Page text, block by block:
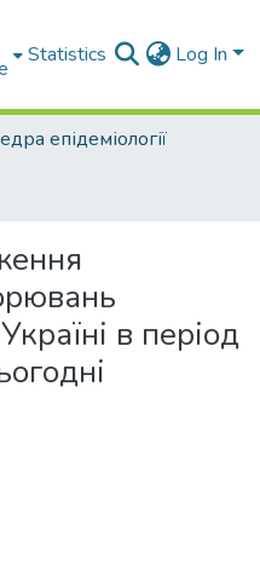
Statistics Log In
епідеміології
в період